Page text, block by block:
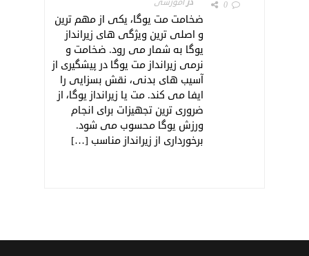
0
ضخامت مت یوگا، یکی از مهم ترین
و اصلی ترین ویژگی های زیرانداز
یوگا به شمار می رود. ضخامت و
نرمی زیرانداز مت یوگا در پیشگیری از
آسیب های بدنی، نقش بسزایی را
ایفا می کند. مت یا زیرانداز یوگا، از
ضروری ترین تجهیزات برای انجام
ورزش یوگا محسوب می شود.
برخورداری از زیرانداز مناسب […]